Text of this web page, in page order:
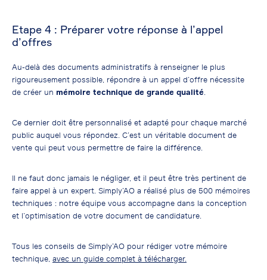
Etape 4 : Préparer votre réponse à l’appel
d’offres
Au-delà des documents administratifs à renseigner le plus
rigoureusement possible, répondre à un appel d’offre nécessite
de créer un mémoire technique de grande qualité
Ce dernier doit être personnalisé et adapté pour chaque marché
public auquel vous répondez. C’est un véritable document de
vente qui peut vous permettre de faire la différence.
Il ne faut donc jamais le négliger, et il peut être très pertinent de
faire appel à un expert. Simply’AO a réalisé plus de 500 mémoires
techniques : notre équipe vous accompagne dans la conception
et l’optimisation de votre document de candidature.
Tous les conseils de Simply’AO pour rédiger votre mémoire
technique, avec un guide complet à télécharger.